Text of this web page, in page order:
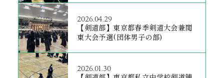
2026.04.29
【剣道部】東京都春季剣道大会兼関
東大会予選(団体男子の部)
2026.01.30